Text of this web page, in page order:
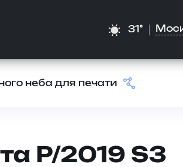
31°
неба для печати
P/2019 S3